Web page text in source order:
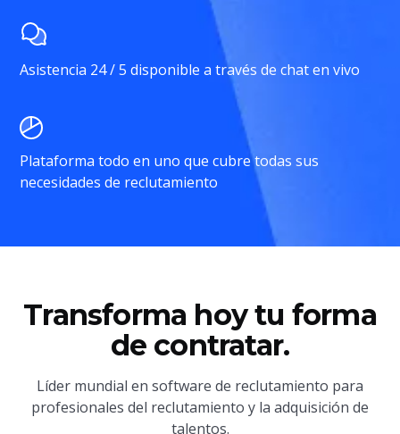
Asistencia 24 / 5 disponible a través de chat en vivo
Plataforma todo en uno que cubre todas sus
necesidades de reclutamiento
Transforma hoy tu forma
de contratar.
Líder mundial en software de reclutamiento para
profesionales del reclutamiento y la adquisición de
talentos.